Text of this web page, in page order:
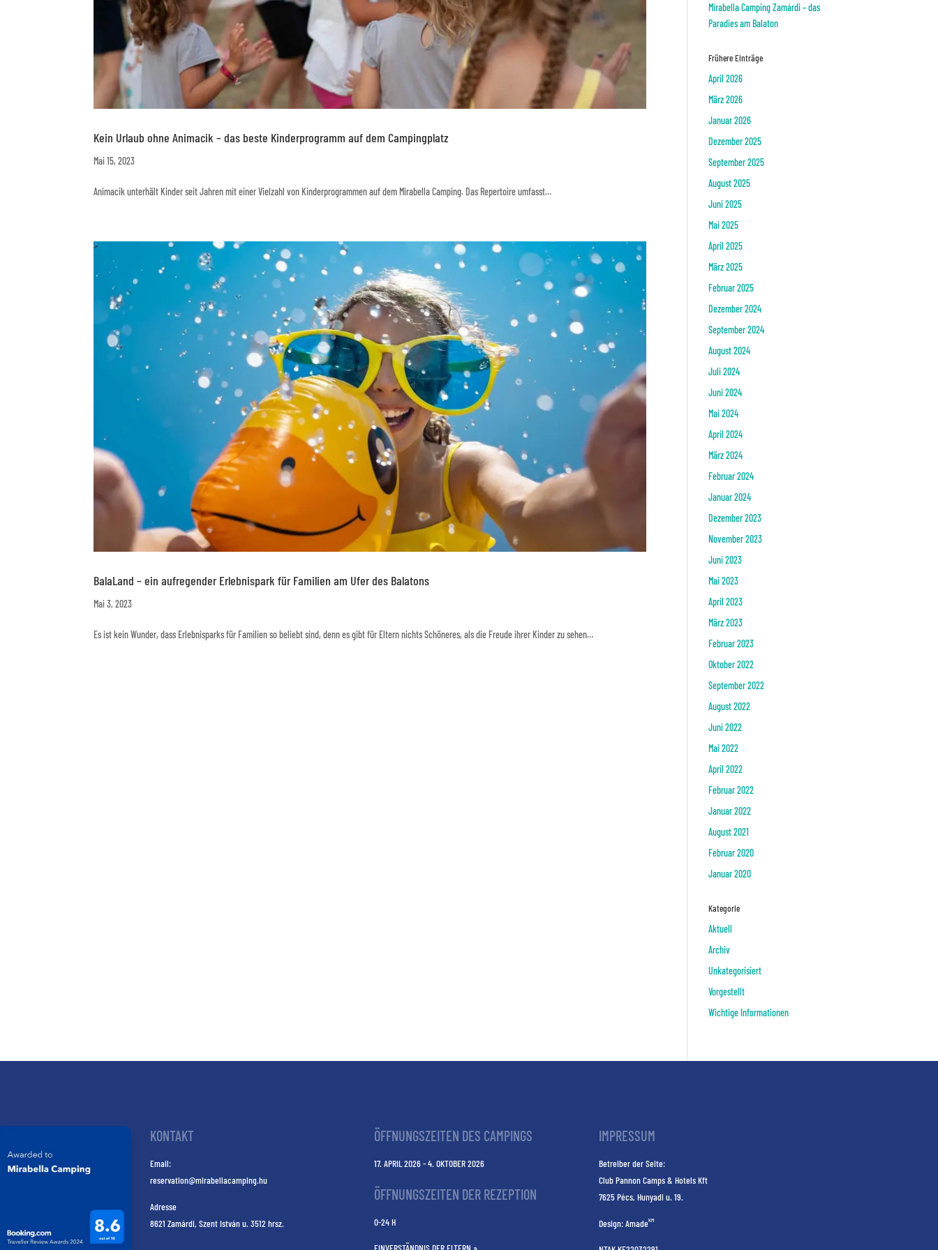
Kein Urlaub ohne Animacik – das beste Kinderprogramm auf dem Campingplatz
Mai 15, 2023
Animacik unterhält Kinder seit Jahren mit einer Vielzahl von Kinderprogrammen auf dem Mirabella Camping. Das Repertoire umfasst…
BalaLand – ein aufregender Erlebnispark für Familien am Ufer des Balatons
Mai 3, 2023
Es ist kein Wunder, dass Erlebnisparks für Familien so beliebt sind, denn es gibt für Eltern nichts Schöneres, als die Freude ihrer Kinder zu sehen…
Mirabella Camping Zamárdi – das
Paradies am Balaton
Frühere Einträge
April 2026
März 2026
Januar 2026
Dezember 2025
September 2025
August 2025
Juni 2025
Mai 2025
April 2025
März 2025
Februar 2025
Dezember 2024
September 2024
August 2024
Juli 2024
Juni 2024
Mai 2024
April 2024
März 2024
Februar 2024
Januar 2024
Dezember 2023
November 2023
Juni 2023
Mai 2023
April 2023
März 2023
Februar 2023
Oktober 2022
September 2022
August 2022
Juni 2022
Mai 2022
April 2022
Februar 2022
Januar 2022
August 2021
Februar 2020
Januar 2020
Kategorie
Aktuell
Archiv
Unkategorisiert
Vorgestellt
Wichtige Informationen
KONTAKT
Email:
reservation@mirabellacamping.hu
Adresse
8621 Zamárdi, Szent István u. 3512 hrsz.
ÖFFNUNGSZEITEN DES CAMPINGS
17. APRIL 2026 - 4. OKTOBER 2026
ÖFFNUNGSZEITEN DER REZEPTION
0-24 H
IMPRESSUM
Betreiber der Seite:
Club Pannon Camps & Hotels Kft
7625 Pécs, Hunyadi u. 19.
Design:AmadeKM